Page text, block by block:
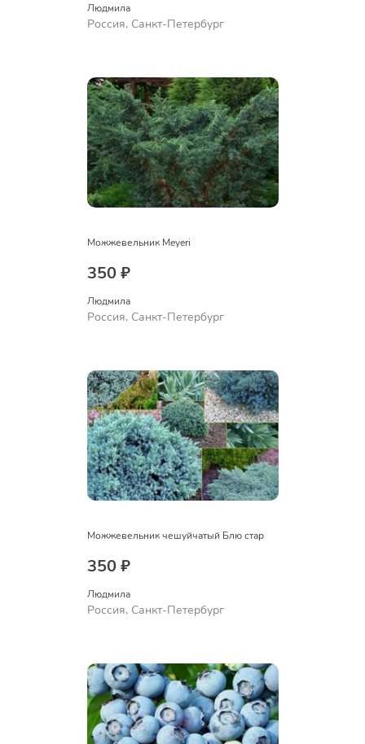
Людмила
Россия, Санкт-Петербург
Можжевельник Meyeri
350 ₽
Людмила
Россия, Санкт-Петербург
Можжевельник чешуйчатый Блю стар
350 ₽
Людмила
Россия, Санкт-Петербург